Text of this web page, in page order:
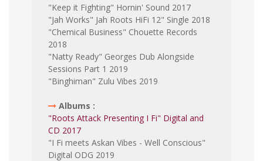
"Keep it Fighting" Hornin' Sound 2017
"Jah Works" Jah Roots HiFi 12" Single 2018
"Chemical Business" Chouette Records
2018
"Natty Ready" Georges Dub Alongside
Sessions Part 1 2019
"Binghiman" Zulu Vibes 2019
Albums :
"Roots Attack Presenting I Fi" Digital and
CD 2017
"I Fi meets Askan Vibes - Well Conscious"
Digital ODG 2019